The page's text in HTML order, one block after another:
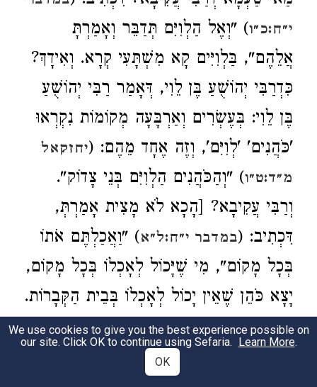
י״ח:כ״ו) "וְאֶל הַלְוִיִּם תְּדַבֵּר וְאָמַרְתָּ
אֲלֵהֶם", בַּלְוִיִּים קָא מִשְׁתָּעִי קְרָא. וְאִידָךְ?
כִּדְרַבִּי יְהוֹשֻׁעַ בֶּן לֵוִי, דְּאָמַר רַבִּי יְהוֹשֻׁעַ
בֶּן לֵוִי: בְּעֶשְׂרִים וְאַרְבָּעָה מְקוֹמוֹת נִקְרְאוּ
'כֹּהֲנִים' 'לְוִיִּם', וְזֶה אֶחָד מֵהֶם: (יחזקאל
מ״ד:ט״ו) "וְהַכֹּהֲנִים הַלְוִיִּם בְּנֵי צָדוֹק".
וְרַבִּי עֲקִיבָא? [הָכָא לֹא מָצִית אָמַרְתְּ,
דִּכְתִיב: (במדבר י״ח:ל״א) "וַאֲכַלְתֶּם אֹתוֹ
בְּכָל מָקוֹם", מִי שֶׁיָּכוֹל לְאָכְלוֹ בְּכָל מָקוֹם,
יָצָא כֹּהֵן שֶׁאֵין יָכוֹל לְאָכְלוֹ בְּבֵית הַקְּבָרוֹת.
וְאִידָךְ? כָּל הֵיכָא דְּבָעִי, דְּלָא בָּעִי חוֹמָה.
וְאִי אָכִיל לֵיהּ בְּטֻמְאַת הַגּוּף לָא לָקִי].
We use cookies to give you the best experience possible on
our site. Click OK to continue using Sefaria. Learn More.
OK